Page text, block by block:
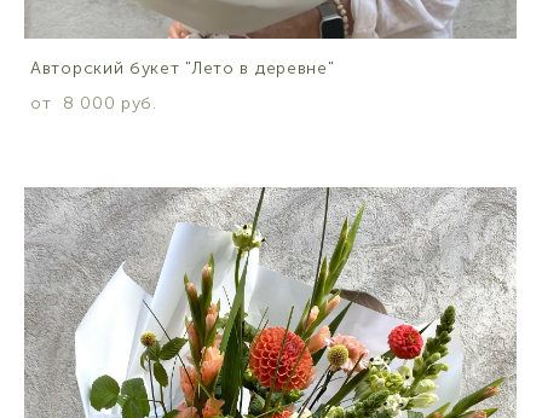
Авторский букет "Лето в деревне"
от 8 000 pуб.